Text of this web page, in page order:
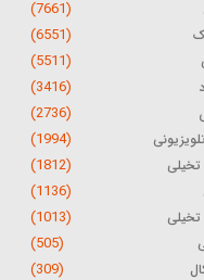
(7661)
(6551)
(5511)
(3416)
(2736)
(1994)
(1812)
(1136)
(1013)
(505)
(309)